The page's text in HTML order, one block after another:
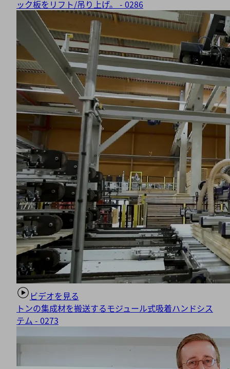
ック板をリフト/吊り上げ。 - 0286
ビデオを見る
トンの集成材を搬送するモジュール式吸着ハンドシス
テム - 0273